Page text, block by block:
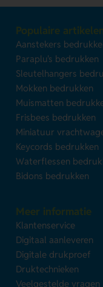
Populaire
Aanstekers
Paraplu's bedrukken
Sleutelhangers
Mokken bedrukken
Muismatten
Frisbees bedrukken
Miniatuur
Keycords bedrukken
Waterflessen
Bidons bedrukken
Meer informatie
Klantenservice
Digitaal aanleveren
Digitale drukproef
Druktechnieken
Veelgestelde vragen